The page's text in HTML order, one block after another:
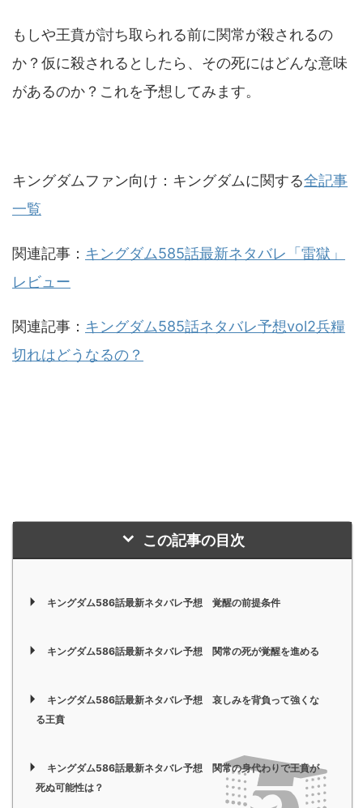
もしや王賁が討ち取られる前に関常が殺されるの
か？仮に殺されるとしたら、その死にはどんな意味
があるのか？これを予想してみます。
キングダムファン向け：キングダムに関する全記事
一覧
関連記事： キングダム585話最新ネタバレ「雷獄」
レビュー
関連記事： キングダム585話ネタバレ予想vol2兵糧
切れはどうなるの？
この記事の目次
キングダム586話最新ネタバレ予想 覚醒の前提条件
キングダム586話最新ネタバレ予想 関常の死が覚醒を進める
キングダム586話最新ネタバレ予想 哀しみを背負って強くな
る王賁
キングダム586話最新ネタバレ予想 関常の身代わりで王賁が
死ぬ可能性は？